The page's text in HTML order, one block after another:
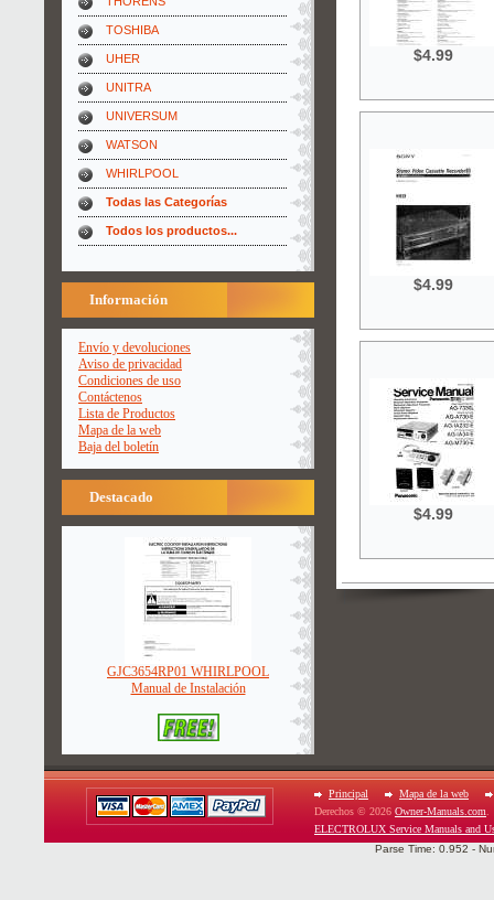
TOSHIBA
UHER
UNITRA
UNIVERSUM
WATSON
WHIRLPOOL
Todas las Categorías
Todos los productos...
Información
Envío y devoluciones
Aviso de privacidad
Condiciones de uso
Contáctenos
Lista de Productos
Mapa de la web
Baja del boletín
Destacado
GJC3654RP01 WHIRLPOOL
Manual de Instalación
$4.99
$4.99
$4.99
Principal
Mapa de la web
Derechos © 2026 Owner-Manuals.com
ELECTROLUX Service Manuals and
Parse Time: 0.952 -